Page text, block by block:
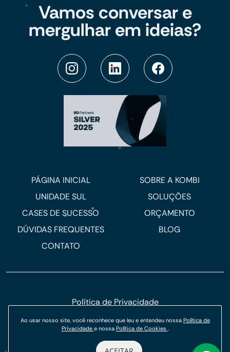
Vamos conversar e
mergulhar em ideias?
PÁGINA INICIAL
SOBRE A KOMBI
UNIDADE SUL
SOLUÇÕES
CASES DE SUCESSO
ORÇAMENTO
DÚVIDAS FREQUENTES
BLOG
CONTATO
Política de Privacidade
Política de Cookies
© Kombi Agência Digital 2026.
Ao usar nosso site, você reconhece que leu e entendeu nossa Política de
Privacidade e nossa Política de Cookies .